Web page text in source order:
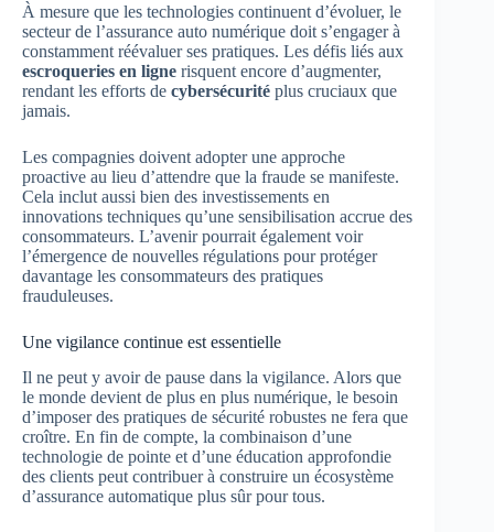
À mesure que les technologies continuent d’évoluer, le
secteur de l’assurance auto numérique doit s’engager à
constamment réévaluer ses pratiques. Les défis liés aux
escroqueries en ligne risquent encore d’augmenter,
rendant les efforts de cybersécurité plus cruciaux que
jamais.
Les compagnies doivent adopter une approche
proactive au lieu d’attendre que la fraude se manifeste.
Cela inclut aussi bien des investissements en
innovations techniques qu’une sensibilisation accrue des
consommateurs. L’avenir pourrait également voir
l’émergence de nouvelles régulations pour protéger
davantage les consommateurs des pratiques
frauduleuses.
Une vigilance continue est essentielle
Il ne peut y avoir de pause dans la vigilance. Alors que
le monde devient de plus en plus numérique, le besoin
d’imposer des pratiques de sécurité robustes ne fera que
croître. En fin de compte, la combinaison d’une
technologie de pointe et d’une éducation approfondie
des clients peut contribuer à construire un écosystème
d’assurance automatique plus sûr pour tous.